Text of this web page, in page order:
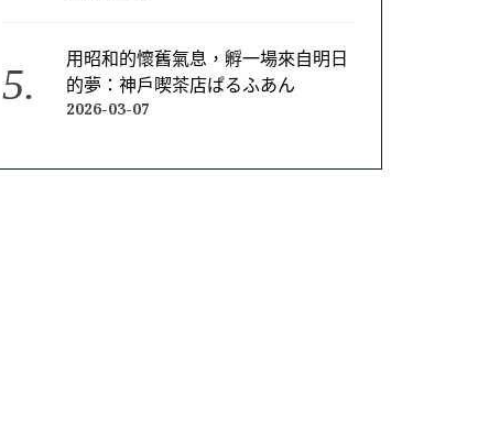
用昭和的懷舊氣息，孵一場來自明日
的夢：神戶喫茶店ぱるふあん
2026-03-07